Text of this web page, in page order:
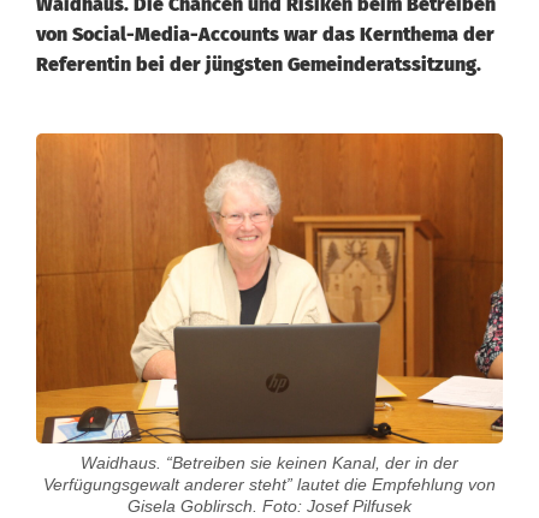
von Social-Media-Accounts war das Kernthema der
Referentin bei der jüngsten Gemeinderatssitzung.
S
i
a
M
e
Waidhaus. “Betreiben sie keinen Kanal, der in der
Verfügungsgewalt anderer steht” lautet die Empfehlung von
Gisela Goblirsch. Foto: Josef Pilfusek